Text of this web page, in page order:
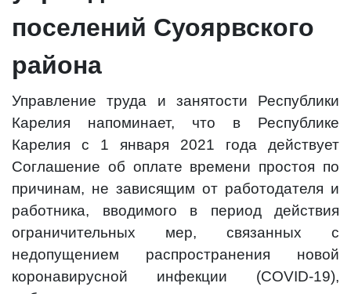
поселений Суоярвского
района
Управление труда и занятости Республики
Карелия напоминает, что в Республике
Карелия с 1 января 2021 года действует
Соглашение об оплате времени простоя по
причинам, не зависящим от работодателя и
работника, вводимого в период действия
ограничительных мер, связанных с
недопущением распространения новой
коронавирусной инфекции (COVID-19),